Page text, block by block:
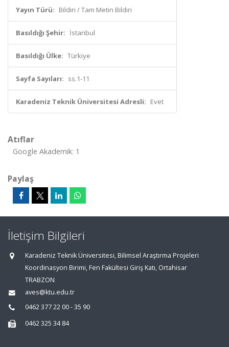
Yayın Türü: Bildiri / Tam Metin Bildiri
Basıldığı Şehir: İstanbul
Basıldığı Ülke: Türkiye
Sayfa Sayıları: ss.1-11
Karadeniz Teknik Üniversitesi Adresli: Evet
Atıflar
Google Akademik: 1
Paylaş
İletişim Bilgileri
Karadeniz Teknik Üniversitesi, Bilimsel Araştırma Projeleri
Koordinasyon Birimi, Fen Fakültesi Giriş Katı, Ortahisar
TRABZON
aves@ktu.edu.tr
0462 377 22 00 - 35 90
0462 325 34 84